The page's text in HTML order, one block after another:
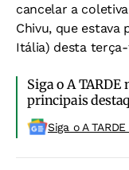
cancelar a
Chivu, que estava
Itália) desta
Siga o A TARDE
principais
Siga o A